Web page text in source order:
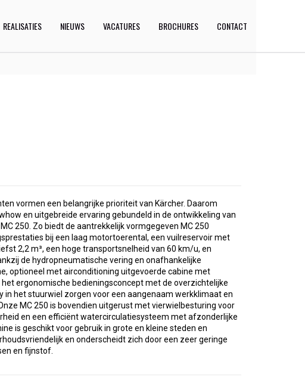
REALISATIES NIEUWS VACATURES BROCHURES CONTACT
vormen een belangrijke prioriteit van Kärcher. Daarom
en uitgebreide ervaring gebundeld in de ontwikkeling van
250. Zo biedt de aantrekkelijk vormgegeven MC 250
bij een laag motortoerental, een vuilreservoir met
2,2 m³, een hoge transportsnelheid van 60 km/u, en
de hydropneumatische vering en onafhankelijke
optioneel met airconditioning uitgevoerde cabine met
ergonomische bedieningsconcept met de overzichtelijke
in het stuurwiel zorgen voor een aangenaam werkklimaat en
MC 250 is bovendien uitgerust met vierwielbesturing voor
en een efficiënt watercirculatiesysteem met afzonderlijke
is geschikt voor gebruik in grote en kleine steden en
en onderscheidt zich door een zeer geringe
en fijnstof.